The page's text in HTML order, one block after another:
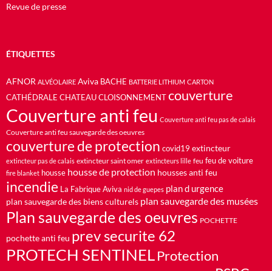
Revue de presse
ÉTIQUETTES
AFNOR ALVÉOLAIRE Aviva BACHE BATTERIE LITHIUM CARTON
CATHÉDRALE CHATEAU CLOISONNEMENT couverture
Couverture anti feu Couverture anti feu pas de calais
Couverture anti feu sauvegarde des oeuvres
couverture de protection covid19 extincteur
extincteur pas de calais extincteur saint omer extincteurs lille feu feu de voiture
fire blanket housse housse de protection housses anti feu
incendie La Fabrique Aviva nid de guepes plan d urgence
plan sauvegarde des biens culturels plan sauvegarde des musées
Plan sauvegarde des oeuvres POCHETTE
pochette anti feu prev securite 62
PROTECH SENTINELProtection